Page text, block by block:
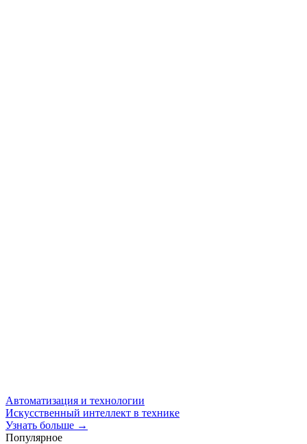
Автоматизация и технологии
Искусственный интеллект в технике
Узнать больше →
Популярное